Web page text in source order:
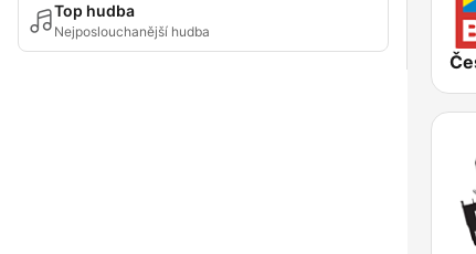
Top hudba
Nejposlouchanější hudba